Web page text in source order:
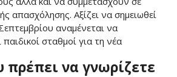
απασχόλησης. Αξίζει να σημειωθεί
αναμένεται να
σταθμοί για τη νέα
πρέπει να γνωρίζετε